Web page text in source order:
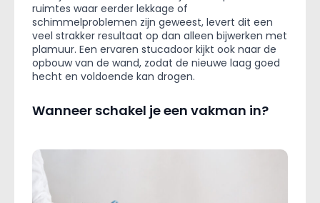
ruimtes waar eerder lekkage of
schimmelproblemen zijn geweest, levert dit een
veel strakker resultaat op dan alleen bijwerken met
plamuur. Een ervaren stucadoor kijkt ook naar de
opbouw van de wand, zodat de nieuwe laag goed
hecht en voldoende kan drogen.
Wanneer schakel je een vakman in?